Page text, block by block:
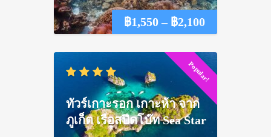
฿1,550 – ฿2,100Price
฿1,550
through
฿2,100
Popular!
ทัวร์เกาะรอก เกาะห้า จาก
ภูเก็ต เรือสปีดโบ๊ท Sea Star